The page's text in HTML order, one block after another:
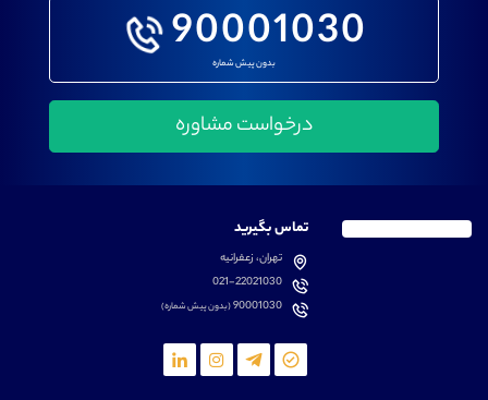
90001030
بدون پیش شماره
تماس بگیرید
تهران، زعفرانیه
021-22021030
90001030(بدون پیش شماره)